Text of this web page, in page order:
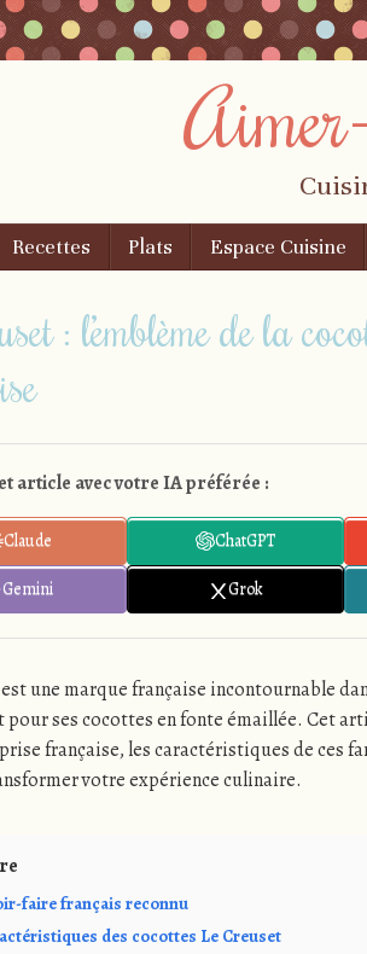
Recettes Plats Espace Cuisine
: l’emblème de la
article avec votre IA préférée :
Claude ChatGPT
Gemini Grok
une marque française incontournable
pour ses cocottes en fonte émaillée. Cet
française, les caractéristiques de ces
votre expérience culinaire.
faire français reconnu
des cocottes Le Creuset